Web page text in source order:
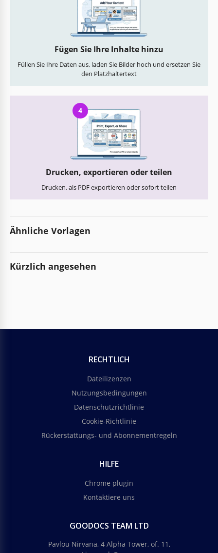
Fügen Sie Ihre Inhalte hinzu
Füllen Sie Ihre Daten aus, laden Sie Bilder hoch und ersetzen Sie
den Platzhaltertext
4
Drucken, exportieren oder teilen
Drucken, als PDF exportieren oder sofort teilen
Ähnliche Vorlagen
Kürzlich angesehen
RECHTLICH
Dateilizenzen
Nutzungsbedingungen
Datenschutzrichtlinie
Cookie-Richtlinie
Rückerstattungs- und Abonnementregeln
HILFE
Chrome plugin
Kontaktiere uns
GOODOCS TEAM LTD
Pavlou Nirvana, 4 Alpha Tower, of. 11,